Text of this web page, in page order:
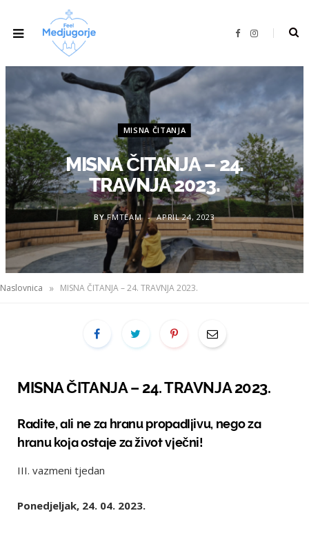
F
b
I
a
MISNA ČITANJA
MISNA ČITANJA – 24.
TRAVNJA 2023.
BY FMTEAM APRIL 24, 2023
Naslovnica » MISNA ČITANJA – 24. TRAVNJA 2023.
MISNA ČITANJA – 24. TRAVNJA 2023.
Radite, ali ne za hranu propadljivu, nego za
hranu koja ostaje za život vječni!
III. vazmeni tjedan
Ponedjeljak, 24. 04. 2023.